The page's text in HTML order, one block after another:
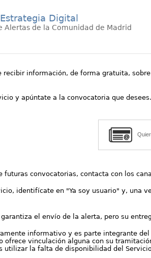
Digital
Alertas de la Comunidad de Madrid
recibir información, de forma gratuita,
y apúntate a la convocatoria que desees.
futuras convocatorias, contacta con los
identifícate en "Ya soy usuario" y, una
el envío de la alerta, pero su
informativo y es parte integrante
vinculación alguna con su
utilizar la falta de disponibilidad del